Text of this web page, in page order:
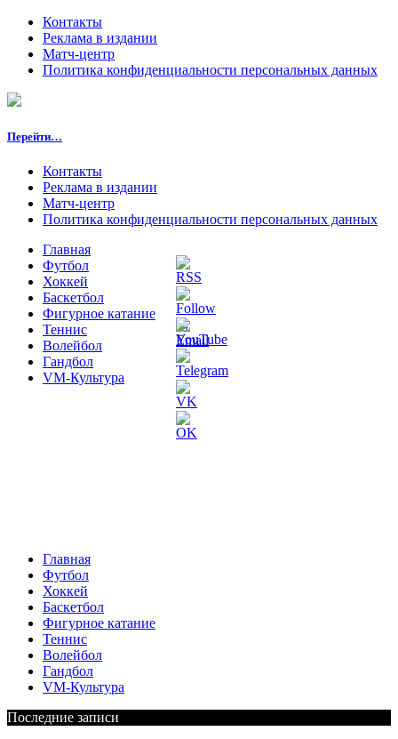
Контакты
Реклама в издании
Матч-центр
Политика конфиденциальности персональных данных
Перейти…
Контакты
Реклама в издании
Матч-центр
Политика конфиденциальности персональных данных
Главная
Футбол
Хоккей
Баскетбол
Фигурное катание
Теннис
Волейбол
Гандбол
VM-Культура
Главная
Футбол
Хоккей
Баскетбол
Фигурное катание
Теннис
Волейбол
Гандбол
VM-Культура
Последние записи